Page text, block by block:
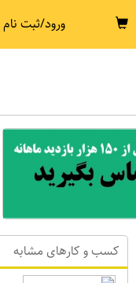
ورود/ثبت نام
کسب و کارهای مشابه